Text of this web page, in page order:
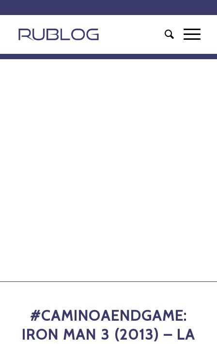
#CAMINOAENDGAME:
IRON MAN 3 (2013) – LA